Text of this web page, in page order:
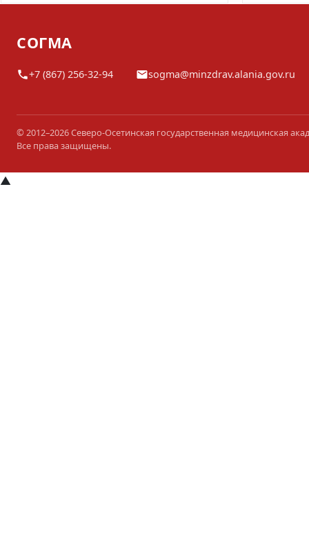
СОГМА
+7 (867) 256-32-94 sogma@minzdrav.alania.gov.ru
© 2012–2026 Северо-Осетинская государственная медицинская
Все права защищены.
▲